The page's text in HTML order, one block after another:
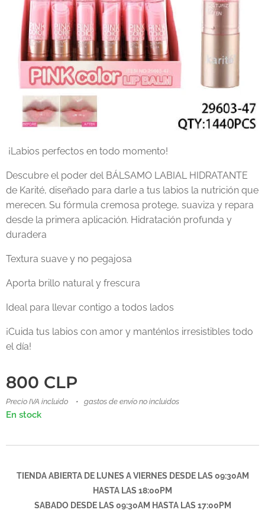
¡Labios perfectos en todo momento!
Descubre el poder del BÁLSAMO LABIAL HIDRATANTE
de Karité, diseñado para darle a tus labios la nutrición que
merecen. Su fórmula cremosa protege, suaviza y repara
desde la primera aplicación. Hidratación profunda y
duradera
Textura suave y no pegajosa
Aporta brillo natural y frescura
Ideal para llevar contigo a todos lados
¡Cuida tus labios con amor y manténlos irresistibles todo
el día!
800 CLP
Precio IVA incluido gastos de envío no incluidos
En stock
TIENDA ABIERTA DE LUNES A VIERNES DESDE LAS 09:30AM
HASTA LAS 18:00PM
SABADO DESDE LAS 09:30AM HASTA LAS 17:00PM